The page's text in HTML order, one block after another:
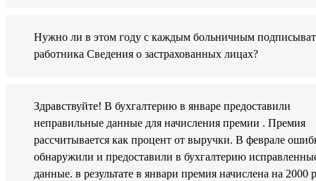
Нужно ли в этом году с каждым больничным
работника Сведения о застрахованных лицах?
Здравствуйте! В бухгалтерию в январе предоставили
неправильные данные для начисления премии . Премия
рассчитывается как процент от выручки. В феврале
обнаружили и предоставили в бухгалтерию
данные. в результате в январи премия начислена на 2000